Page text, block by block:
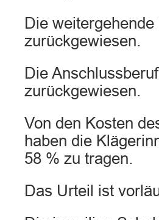
Die
zurückgewiesen.
Die
zurückgewiesen.
Von den Kosten
haben die
58 % zu tragen.
Das Urteil ist